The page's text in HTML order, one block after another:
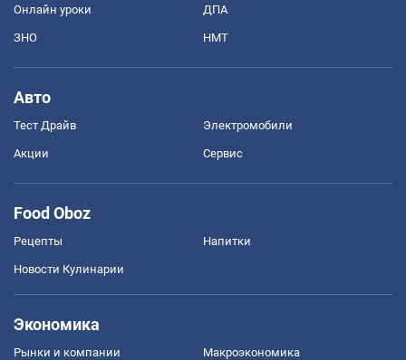
Онлайн уроки ДПА
ЗНО НМТ
Авто
Тест Драйв Электромобили
Акции Сервис
Food Oboz
Рецепты Напитки
Новости Кулинарии
Экономика
Рынки и компании Mакроэкономика